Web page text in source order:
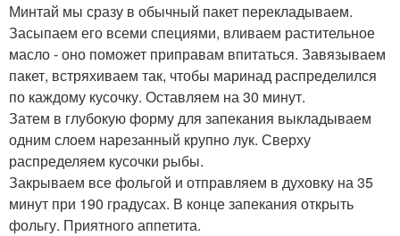
Минтай мы сразу в обычный пакет перекладываем.
Засыпаем его всеми специями, вливаем растительное
масло - оно поможет приправам впитаться. Завязываем
пакет, встряхиваем так, чтобы маринад распределился
по каждому кусочку. Оставляем на 30 минут.
Затем в глубокую форму для запекания выкладываем
одним слоем нарезанный крупно лук. Сверху
распределяем кусочки рыбы.
Закрываем все фольгой и отправляем в духовку на 35
минут при 190 градусах. В конце запекания открыть
фольгу. Приятного аппетита.